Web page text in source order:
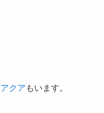
アクア もいます。